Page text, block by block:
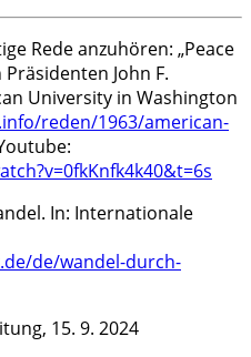
Rede anzuhören: „Peace
John F.
University in Washington
reden/1963/american-
In: Internationale
de/wandel-durch-
15. 9. 2024